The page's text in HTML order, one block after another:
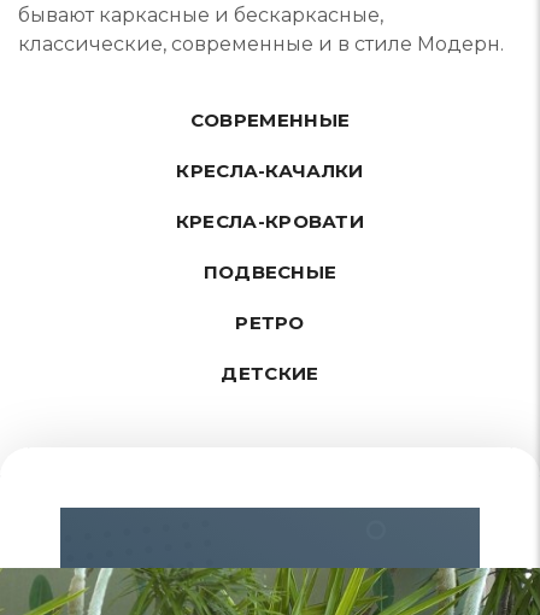
бывают каркасные и бескаркасные,
классические, современные и в стиле Модерн.
СОВРЕМЕННЫЕ
КРЕСЛА-КАЧАЛКИ
КРЕСЛА-КРОВАТИ
ПОДВЕСНЫЕ
РЕТРО
ДЕТСКИЕ